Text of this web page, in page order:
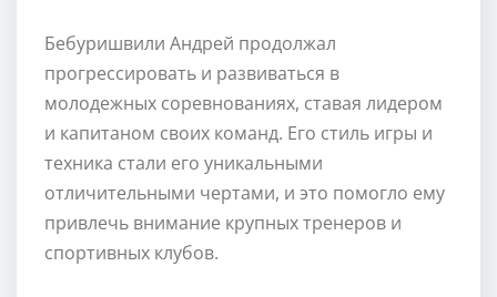
Бебуришвили Андрей продолжал
прогрессировать и развиваться в
молодежных соревнованиях, ставая лидером
и капитаном своих команд. Его стиль игры и
техника стали его уникальными
отличительными чертами, и это помогло ему
привлечь внимание крупных тренеров и
спортивных клубов.